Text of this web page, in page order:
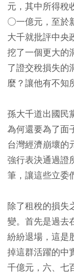
元，其中所得稅
○一億元，至於
大千就批評中央
挖了一個更大的
了證交稅損失的
麼？讓他有不知
孫大千道出國民
為何還要為了面
台灣經濟崩壞的
強行表決通過證
筆，讓這些立委
除了租稅的損失
變。首先是過去
紛紛退場，這是
掉這群活躍的中
千億元，六、七